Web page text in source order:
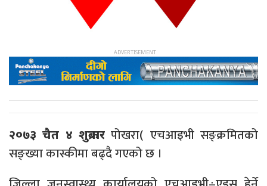
२०७३ चैत ४ शुक्रबार पोखरा( एचआइभी सङ्क्रमितको
सङ्ख्या कास्कीमा बढ्दै गएको छ ।